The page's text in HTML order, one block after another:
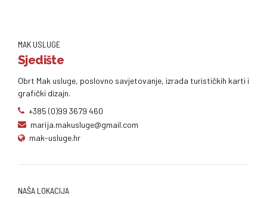
MAK USLUGE
Sjedište
Obrt Mak usluge, poslovno savjetovanje, izrada turističkih karti i
grafički dizajn.
+385 (0)99 3679 460
marija.makusluge@gmail.com
mak-usluge.hr
NAŠA LOKACIJA